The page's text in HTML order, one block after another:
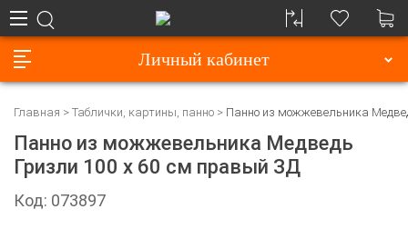
Личный кабинет
Главная Таблички, картины, панно Панно из можжевельника
Панно из можжевельника Медведь
Гризли 100 х 60 см правый ЗД
Код: 073897